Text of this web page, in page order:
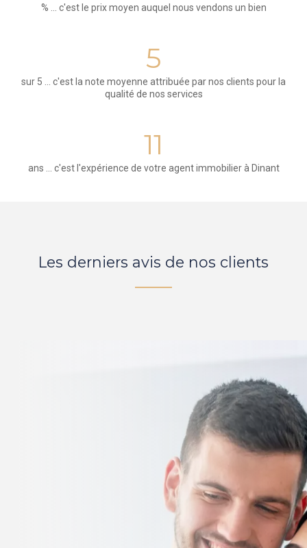
% ... c'est le prix moyen auquel nous vendons un bien
5
sur 5 ... c'est la note moyenne attribuée par nos clients pour la
qualité de nos services
11
ans ... c'est l'expérience de votre agent immobilier à Dinant
Les derniers avis de nos clients